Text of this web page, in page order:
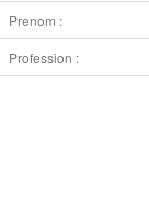
Prenom :
Profession :